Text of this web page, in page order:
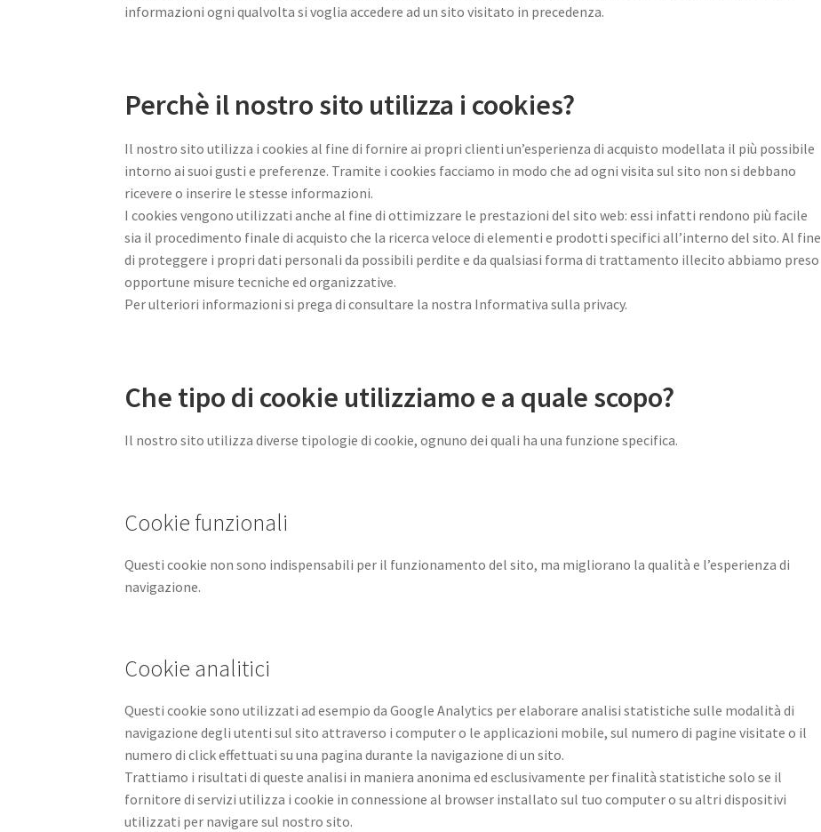
informazioni ogni qualvolta si voglia accedere ad un sito visitato in precedenza.
Perchè il nostro sito utilizza i cookies?
Il nostro sito utilizza i cookies al fine di fornire ai propri clienti un’esperienza di acquisto modellata il più possibile
intorno ai suoi gusti e preferenze. Tramite i cookies facciamo in modo che ad ogni visita sul sito non si debbano
ricevere o inserire le stesse informazioni.
I cookies vengono utilizzati anche al fine di ottimizzare le prestazioni del sito web: essi infatti rendono più facile
sia il procedimento finale di acquisto che la ricerca veloce di elementi e prodotti specifici all’interno del sito. Al fine
di proteggere i propri dati personali da possibili perdite e da qualsiasi forma di trattamento illecito abbiamo preso
opportune misure tecniche ed organizzative.
Per ulteriori informazioni si prega di consultare la nostra Informativa sulla privacy.
Che tipo di cookie utilizziamo e a quale scopo?
Il nostro sito utilizza diverse tipologie di cookie, ognuno dei quali ha una funzione specifica.
Cookie funzionali
Questi cookie non sono indispensabili per il funzionamento del sito, ma migliorano la qualità e l’esperienza di
navigazione.
Cookie analitici
Questi cookie sono utilizzati ad esempio da Google Analytics per elaborare analisi statistiche sulle modalità di
navigazione degli utenti sul sito attraverso i computer o le applicazioni mobile, sul numero di pagine visitate o il
numero di click effettuati su una pagina durante la navigazione di un sito.
Trattiamo i risultati di queste analisi in maniera anonima ed esclusivamente per finalità statistiche solo se il
fornitore di servizi utilizza i cookie in connessione al browser installato sul tuo computer o su altri dispositivi
utilizzati per navigare sul nostro sito.